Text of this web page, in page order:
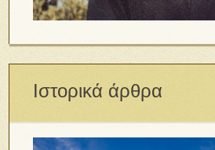
Ιστορικά άρθρα